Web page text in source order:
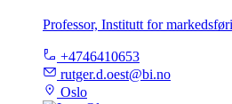
Professor, Institutt for
+4746410653
rutger.d.oest@bi.no
Oslo